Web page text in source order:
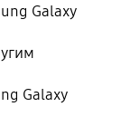
Galaxy
Galaxy